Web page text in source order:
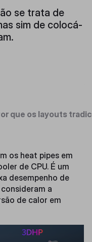
se trata de
sim de colocá-
que os layouts
os heat pipes em
de CPU. É um
desempenho de
a
de calor em